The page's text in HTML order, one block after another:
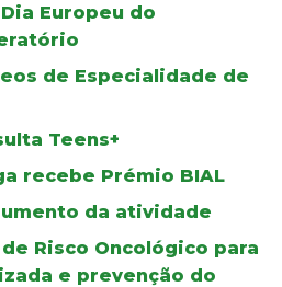
Europeu do
de Especialidade de
Teens+
recebe Prémio BIAL
da atividade
Risco Oncológico para
e prevenção do